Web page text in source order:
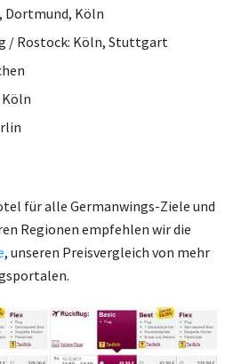
Dortmund, Köln
/ Rostock: Köln, Stuttgart
für alle Germanwings-Ziele und
Regionen empfehlen wir die
, unseren Preisvergleich von mehr